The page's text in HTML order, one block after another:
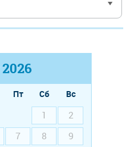
2026
Пт Сб
Вс
1
2
7 8
9